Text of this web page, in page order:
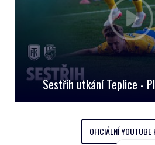
Sestřih utkání Teplice -
OFICIÁLNÍ YOUTUBE